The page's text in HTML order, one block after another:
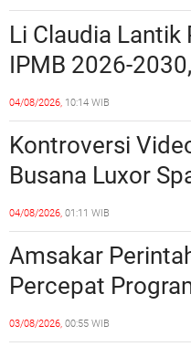
Miliaran Rupiah,
Polda Kepri
Tempat?
Li Claudia Lantik
IPMB 2026-
Perkuat
Sinergi dengan
Batam
04/08/2026, 10:14 WIB
Kontroversi
Busana Luxor
Barelang Usut
Unsur
04/08/2026, 01:11 WIB
Amsakar
Percepat
Prioritas,
Realisasi
03/08/2026, 00:55 WIB